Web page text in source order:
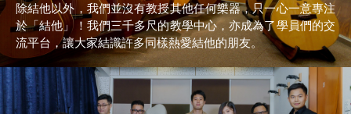
除結他以外，我們並沒有教授其他任何樂器，只一心一意專注
於「結他」！我們三千多尺的教學中心，亦成為了學員們的交
流平台，讓大家結識許多同樣熱愛結他的朋友。